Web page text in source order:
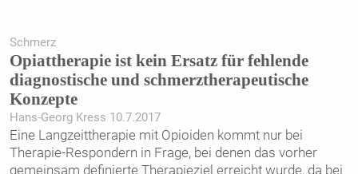
Schmerz
Opiattherapie ist kein Ersatz für fehlende
diagnostische und schmerztherapeutische
Konzepte
Hans-Georg Kress 10.7.2017
Eine Langzeittherapie mit Opioiden kommt nur bei
Therapie-Respondern in Frage, bei denen das vorher
gemeinsam definierte Therapieziel erreicht wurde, da bei